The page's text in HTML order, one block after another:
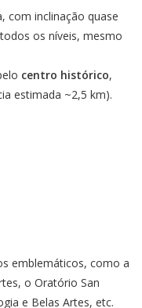
com inclinação quase
os níveis, mesmo
centro histórico,
estimada ~2,5 km).
emblemáticos, como a
o Oratório San
e Belas Artes, etc.